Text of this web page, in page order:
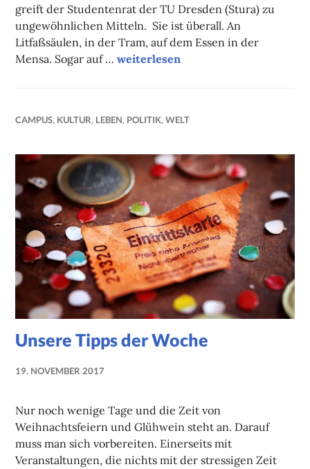
greift der Studentenrat der TU Dresden (Stura) zu
ungewöhnlichen Mitteln. Sie ist überall. An
Litfaßsäulen, in der Tram, auf dem Essen in der
Mensa. Sogar auf …Kein Entkommen
weiterlesen
CAMPUS, KULTUR, LEBEN, POLITIK,WELT
Unsere Tipps der Woche
19. NOVEMBER 2017
ANTER
Nur noch wenige Tage und die Zeit von
Weihnachtsfeiern und Glühwein steht an. Darauf
muss man sich vorbereiten. Einerseits mit
Veranstaltungen, die nichts mit der stressigen Zeit